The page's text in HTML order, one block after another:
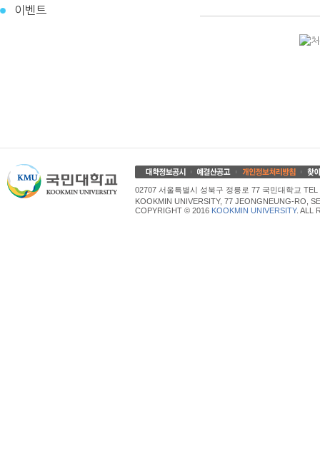
이벤트
02707 서울특별시 성북구 정릉로 77 국민대학교 TEL
KOOKMIN UNIVERSITY, 77 JEONGNEUNG-RO,
COPYRIGHT © 2016 KOOKMIN UNIVERSITY. ALL